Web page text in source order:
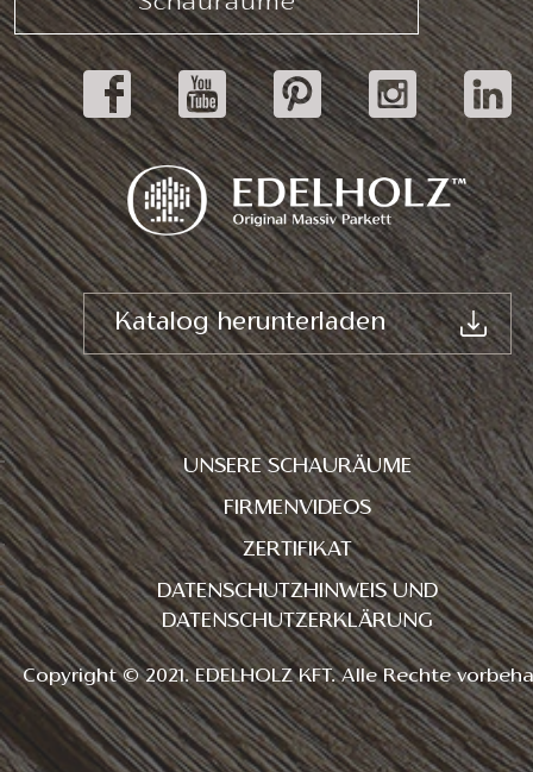
Katalog herunterladen
UNSERE SCHAURÄUME
FIRMENVIDEOS
ZERTIFIKAT
DATENSCHUTZHINWEIS UND
DATENSCHUTZERKLÄRUNG
Copyright © 2021. EDELHOLZ KFT. Alle Rechte